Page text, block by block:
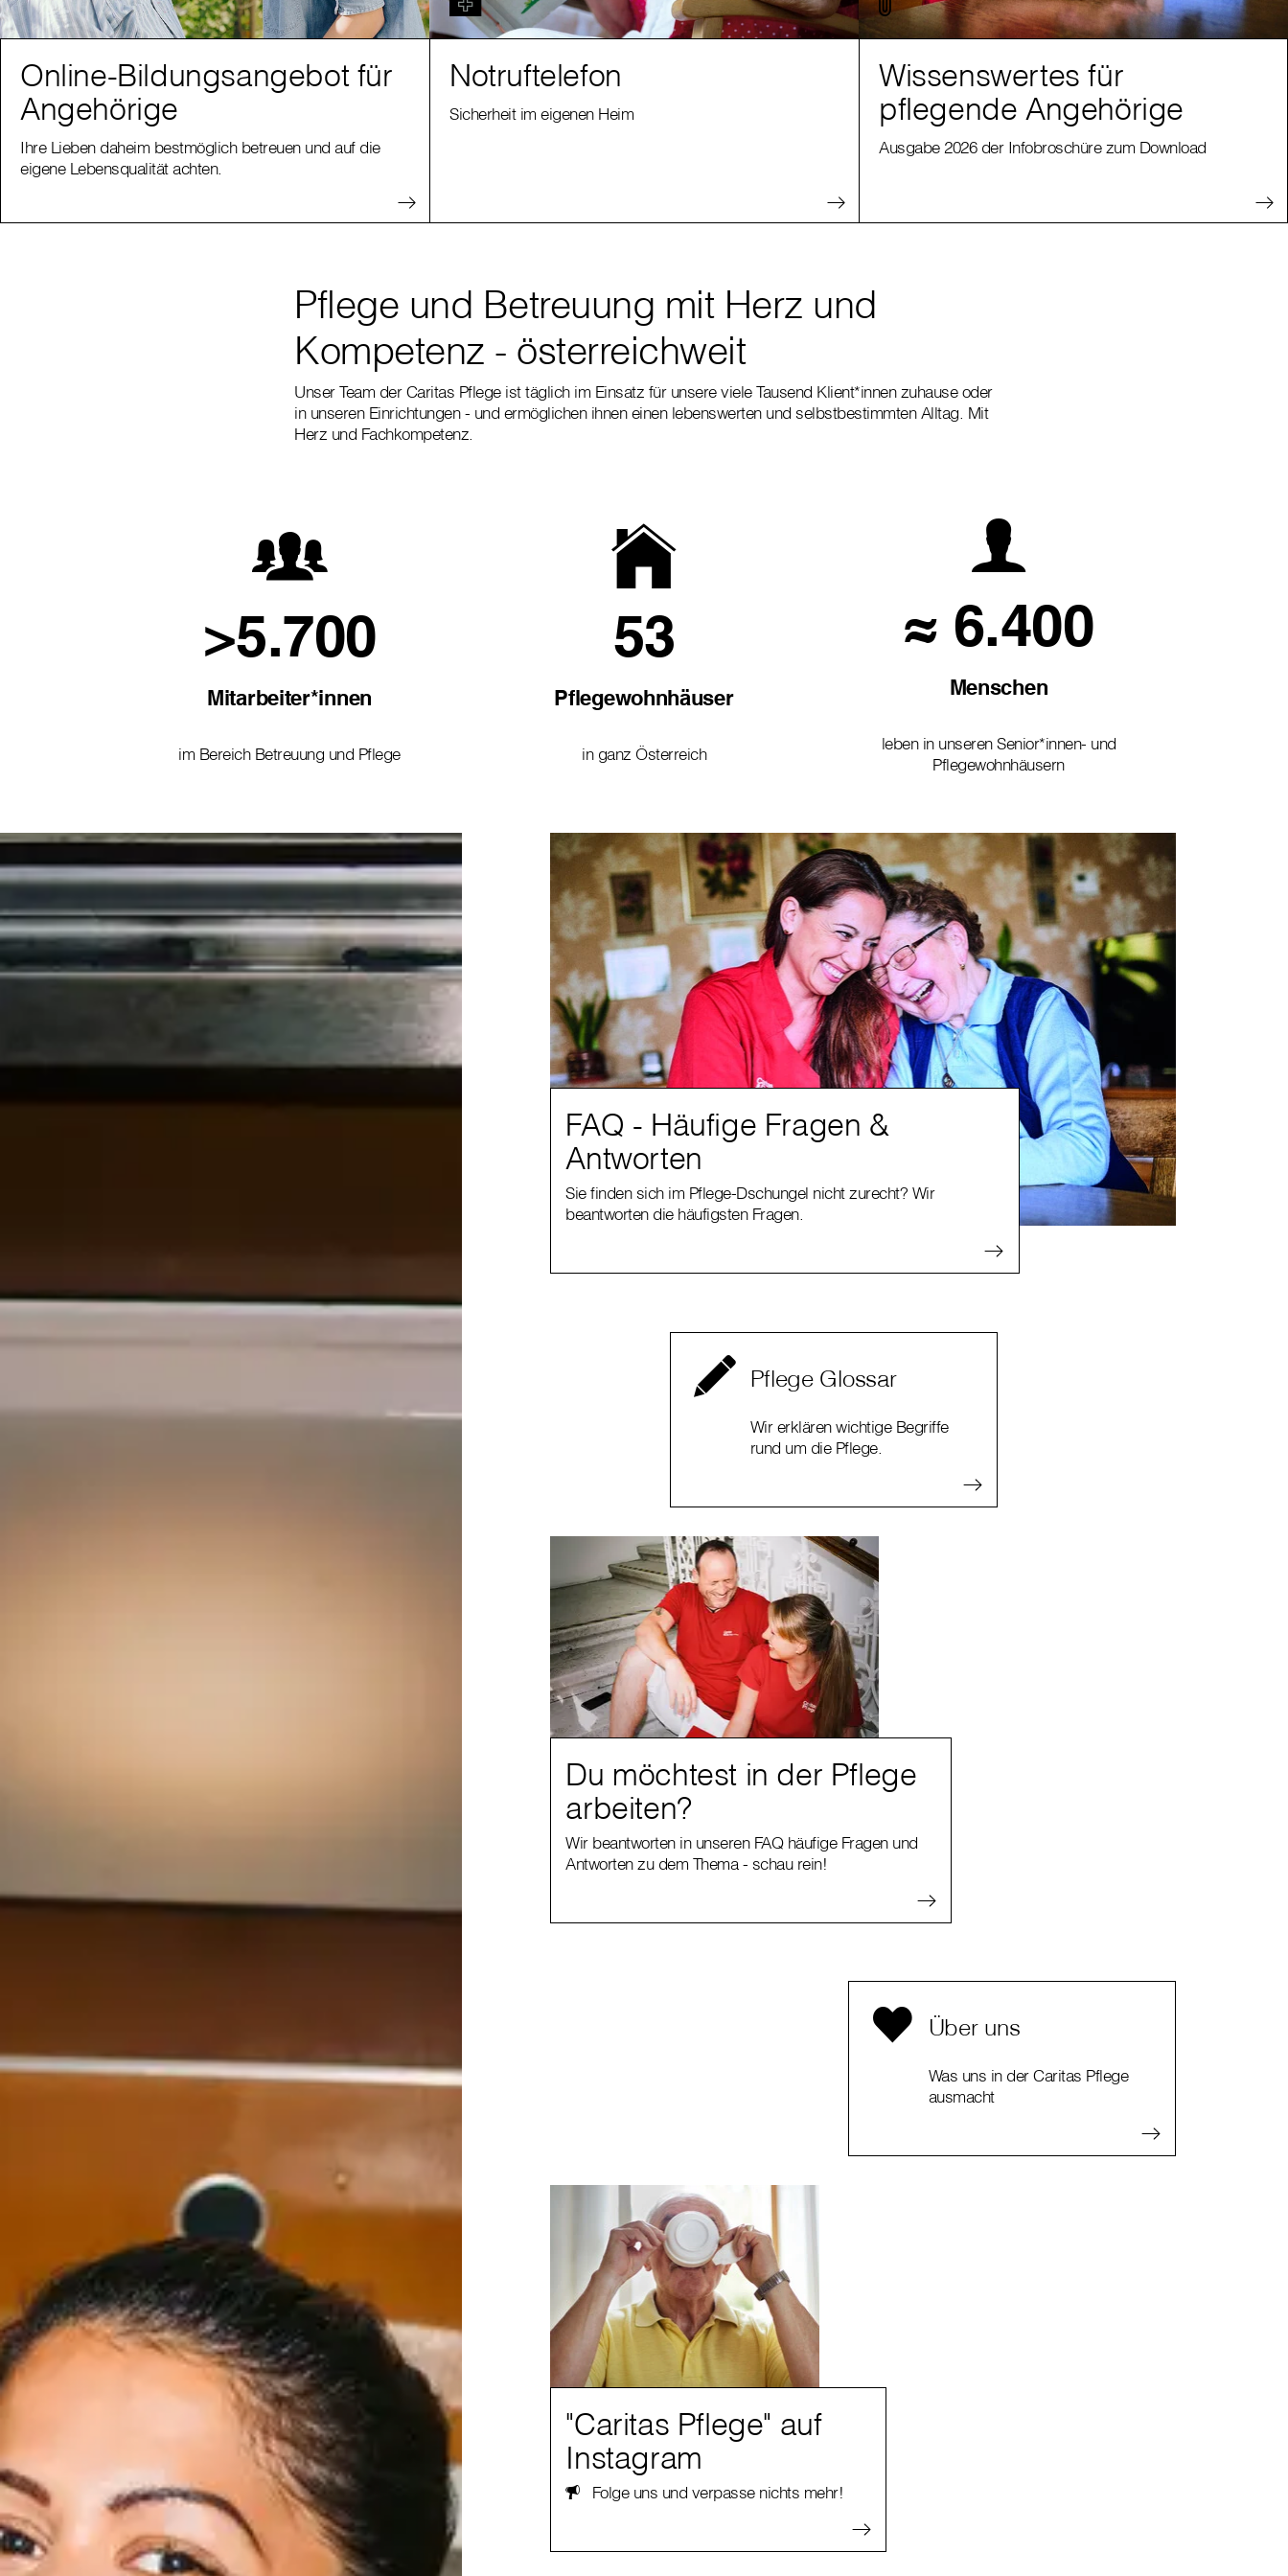
Online-Bildungsangebot für
Angehörige
Ihre Lieben daheim bestmöglich betreuen und auf die
eigene Lebensqualität achten.
Notruftelefon
Sicherheit im eigenen Heim
Wissenswertes für
pflegende Angehörige
Ausgabe 2026 der Infobroschüre zum Download
Pflege und Betreuung mit Herz und
Kompetenz - österreichweit
Unser Team der Caritas Pflege ist täglich im Einsatz für unsere viele Tausend Klient*innen zuhause oder
in unseren Einrichtungen - und ermöglichen ihnen einen lebenswerten und selbstbestimmten Alltag. Mit
Herz und Fachkompetenz.
>5.700
Mitarbeiter*innen
im Bereich Betreuung und Pflege
53
Pflegewohnhäuser
in ganz Österreich
≈ 6.400
Menschen
leben in unseren Senior*innen- und
Pflegewohnhäusern
FAQ - Häufige Fragen &
Antworten
Sie finden sich im Pflege-Dschungel nicht zurecht? Wir
beantworten die häufigsten Fragen.
Pflege Glossar
Wir erklären wichtige Begriffe
rund um die Pflege.
Du möchtest in der Pflege
arbeiten?
Wir beantworten in unseren FAQ häufige Fragen und
Antworten zu dem Thema - schau rein!
Über uns
Was uns in der Caritas Pflege
ausmacht
"Caritas Pflege" auf
Instagram
Folge uns und verpasse nichts mehr!